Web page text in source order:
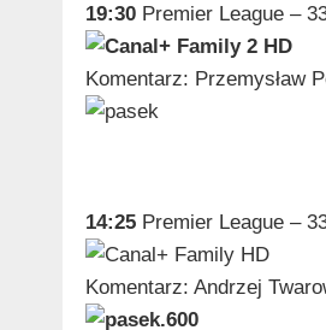
19:30Premier League –
Komentarz: Przemysław
14:25Premier League –
Komentarz: Andrzej